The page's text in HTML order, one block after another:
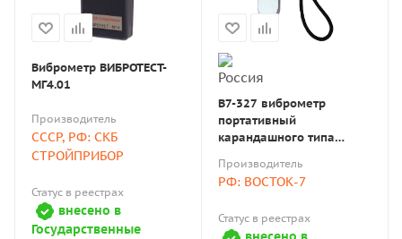
диэлектрика. Это формирует электрический сигнал:
данные выводятся на монитор прибора.
Оптические. Оснащены лазером. Световая волна
отражается от объекта и воспринимается
оптическим приёмником. Полученные данные
преобразуются в цифровой сигнал: он
отображается на дисплее анализатора.
Преимущество этого типа виброметров —
возможность измерять вибрацию без контакта с
объектом.
Виброметр ВИБРОТЕСТ-
МГ4.01
Производитель
СССР, РФ: СКБ
СТРОЙПРИБОР
Статус в реестрах
внесено в
Государственные
В7-327 виброметр
портативный
карандашного типа
Производитель
РФ: ВОСТОК-7
Статус в реестрах